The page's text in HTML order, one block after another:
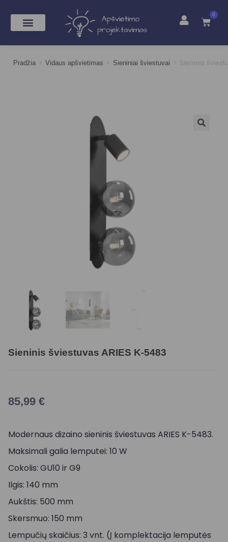
0
Pradžia > Vidaus apšvietimas > Sieniniai šviestuvai > Sieninis
Sieninis šviestuvas ARIES K-5483
85,99 €
Modernaus dizaino sieninis šviestuvas ARIES K-5483.
Maksimali galia lemputei: 10 W
Cokolis: GU10 ir G9
Ilgis: 140 mm
Aukštis: 500 mm
Skersmuo: 150 mm
Lempučių skaičius: 3 vnt. (Į komplektacija lemputės